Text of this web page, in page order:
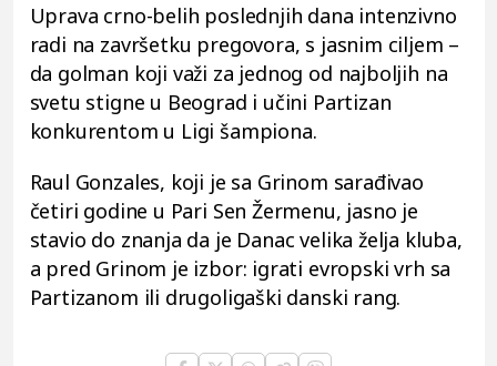
Uprava crno-belih poslednjih dana intenzivno
radi na završetku pregovora, s jasnim ciljem –
da golman koji važi za jednog od najboljih na
svetu stigne u Beograd i učini Partizan
konkurentom u Ligi šampiona.
Raul Gonzales, koji je sa Grinom sarađivao
četiri godine u Pari Sen Žermenu, jasno je
stavio do znanja da je Danac velika želja kluba,
a pred Grinom je izbor: igrati evropski vrh sa
Partizanom ili drugoligaški danski rang.